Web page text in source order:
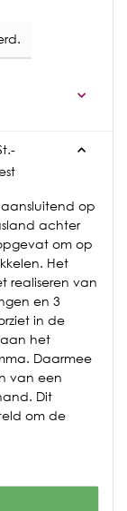
op
achter
om op
Het
realiseren van
en 3
in de
het
Daarmee
van een
Dit
om de